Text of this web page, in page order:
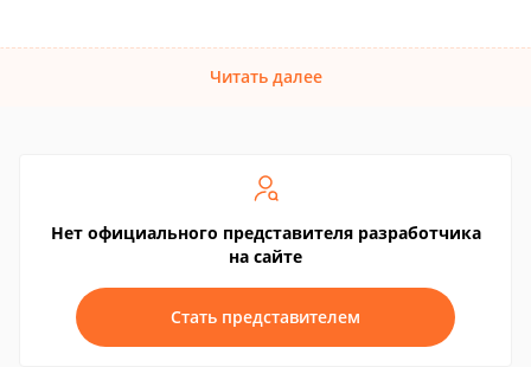
Читать далее
Нет официального представителя разработчика
на сайте
Стать представителем